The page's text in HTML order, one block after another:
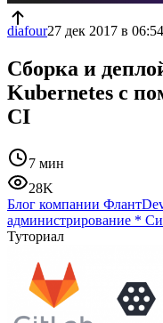
diafour27 дек 2017 в 06:54
Сборка и
Kubernetes с
CI
7 мин
28K
Блог компании Флант
администрирование *
Туториал